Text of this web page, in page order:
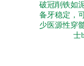
破冠削铁如
备牙稳定，
少医源性穿
士